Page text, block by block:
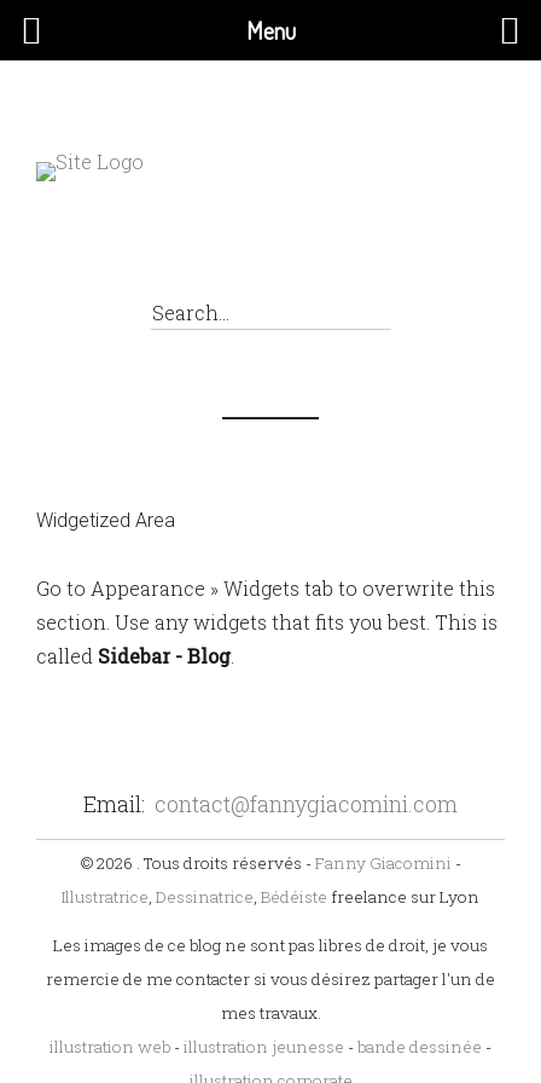
Widgetized Area
Go to Appearance » Widgets tab to overwrite this
section. Use any widgets that fits you best. This is
called Sidebar - Blog.
Email: contact@fannygiacomini.com
© 2026 . Tous droits réservés -Fanny Giacomini -
Illustratrice, Dessinatrice, Bédéiste freelance sur Lyon
Les images de ce blog ne sont pas libres de droit, je vous
remercie de me contacter si vous désirez partager l'un de
mes travaux.
illustration web -illustration jeunesse -bande dessinée -
Menu